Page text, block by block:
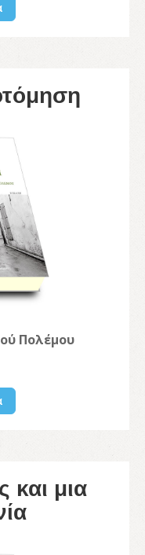
Πολέμου
και μια